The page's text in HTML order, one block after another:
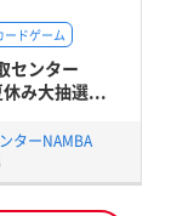
ードゲーム
センター
み大抽選...
ターNAMBA